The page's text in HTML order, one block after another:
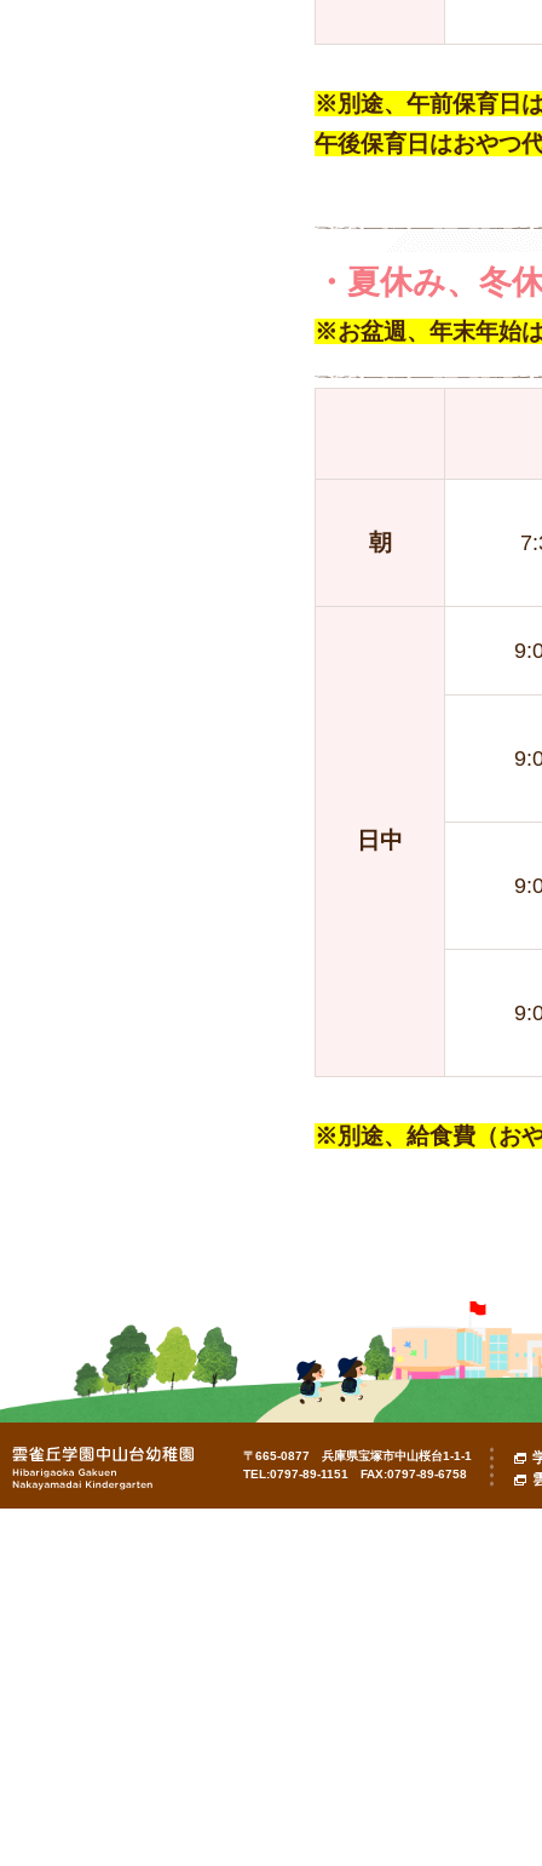
※別途、午前保育日
午後保育日はおやつ
・夏休み、冬
※お盆週、年末年始
朝
日中
※別途、給食費（お
〒665-0877 兵庫県宝塚市中山桜台1-1-1
TEL:0797-89-1151 FAX:0797-89-6758